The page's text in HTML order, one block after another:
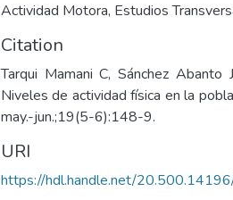
Actividad Motora, Estudios
Citation
Tarqui Mamani C, Sánchez
Niveles de actividad física en la
may.-jun.;19(5-6):148-9.
URI
https://hdl.handle.net/